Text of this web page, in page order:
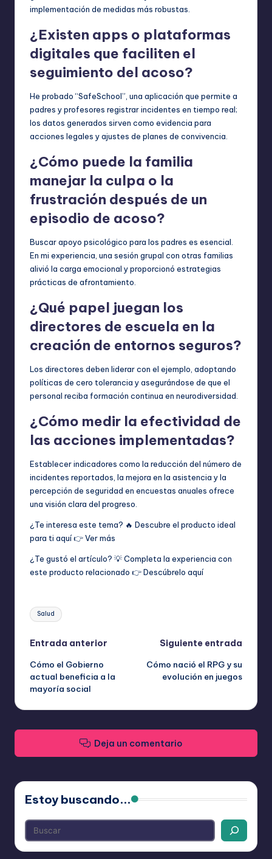
implementación de medidas más robustas.
¿Existen apps o plataformas
digitales que faciliten el
seguimiento del acoso?
He probado “SafeSchool”, una aplicación que permite a
padres y profesores registrar incidentes en tiempo real;
los datos generados sirven como evidencia para
acciones legales y ajustes de planes de convivencia.
¿Cómo puede la familia
manejar la culpa o la
frustración después de un
episodio de acoso?
Buscar apoyo psicológico para los padres es esencial.
En mi experiencia, una sesión grupal con otras familias
alivió la carga emocional y proporcionó estrategias
prácticas de afrontamiento.
¿Qué papel juegan los
directores de escuela en la
creación de entornos seguros?
Los directores deben liderar con el ejemplo, adoptando
políticas de cero tolerancia y asegurándose de que el
personal reciba formación continua en neurodiversidad.
¿Cómo medir la efectividad de
las acciones implementadas?
Establecer indicadores como la reducción del número de
incidentes reportados, la mejora en la asistencia y la
percepción de seguridad en encuestas anuales ofrece
una visión clara del progreso.
¿Te interesa este tema? 🔥 Descubre el producto ideal
para ti aquí 👉Ver más
¿Te gustó el artículo? 💡 Completa la experiencia con
este producto relacionado 👉Descúbrelo aquí
Etiquetas:
Salud
Navegación
de
entradas
Entrada anterior
Cómo el Gobierno
actual beneficia a la
mayoría social
Siguiente entrada
Cómo nació el RPG y su
evolución en juegos
Deja un comentario
Estoy buscando...